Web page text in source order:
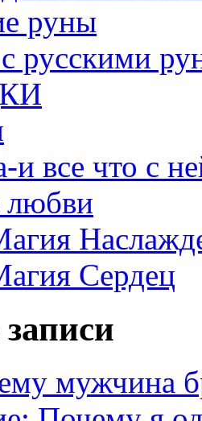
руны
русскими
и все что с
любви
Сердец
мужчина